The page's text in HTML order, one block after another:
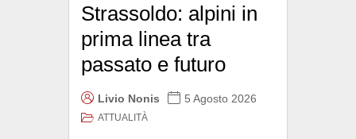
Strassoldo: alpini in
prima linea tra
passato e futuro
Livio Nonis 5 Agosto 2026
ATTUALITÀ